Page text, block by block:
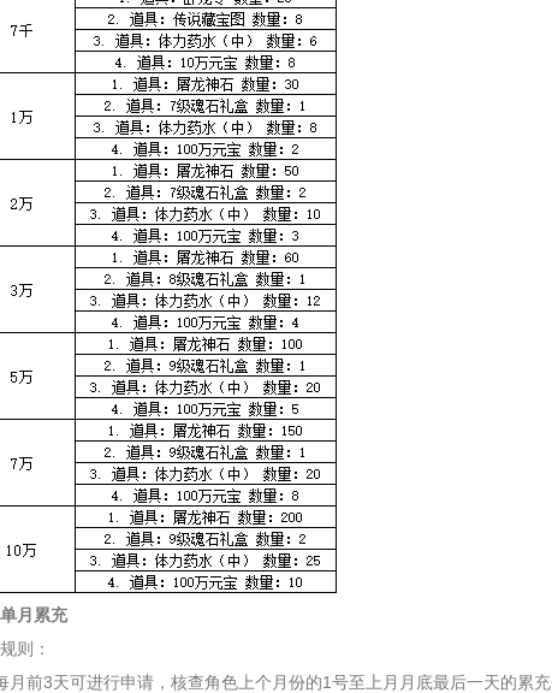
月累充
则：
月前3天可进行申请，核查角色上个月份的1号至上月月底最后一天的累充